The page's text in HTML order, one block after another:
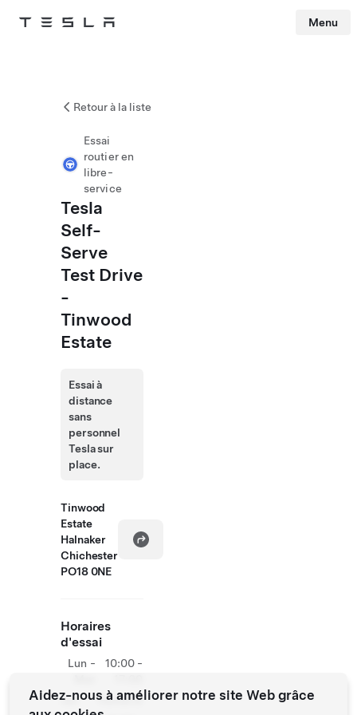
Tesla Menu
Retour à la liste
Essai
routier en
libre-
service
Tesla
Self-
Serve
Test Drive
-
Tinwood
Estate
Essai à
distance
sans
personnel
Tesla sur
place.
Tinwood
Estate
Halnaker
Chichester
PO18 0NE
Horaires
d'essai
Lun -
10:00 -
Jeu
Fermé le
Aidez-nous à améliorer notre site Web grâce